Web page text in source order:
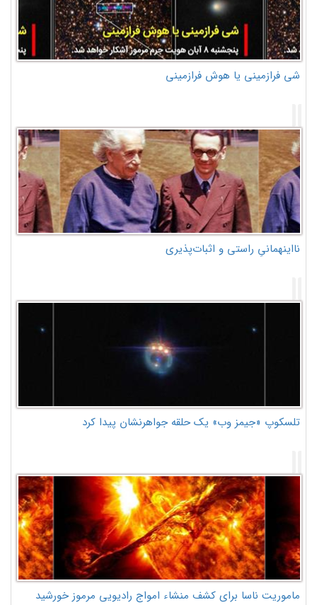
شی فرازمینی یا هوش فرازمینی
نااینهمانیِ راستی و اثبات‌پذیری
تلسکوپ «جیمز وب» یک حلقه جواهرنشان پیدا کرد
ماموریت ناسا برای کشف منشاء امواج رادیویی مرموز خورشید